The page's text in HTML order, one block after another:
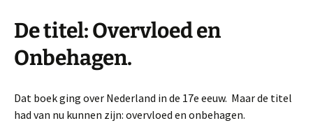
De titel: Overvloed en
Onbehagen.
Dat boek ging over Nederland in de 17e eeuw. Maar de titel
had van nu kunnen zijn: overvloed en onbehagen.